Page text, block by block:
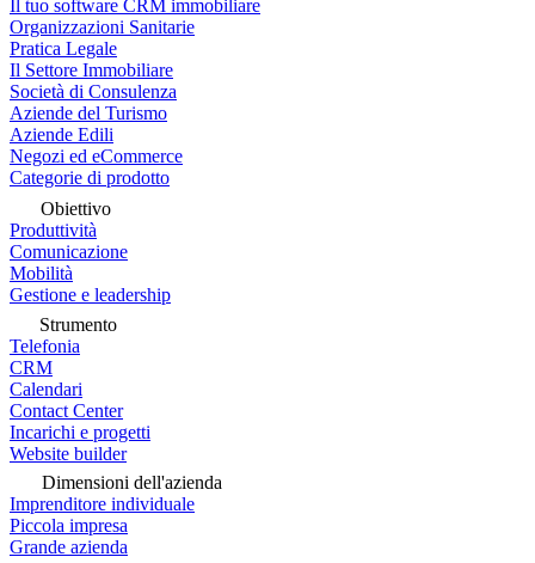
Il tuo software CRM immobiliare
Organizzazioni Sanitarie
Pratica Legale
Il Settore Immobiliare
Società di Consulenza
Aziende del Turismo
Aziende Edili
Negozi ed eCommerce
Categorie di prodotto
Obiettivo
Produttività
Comunicazione
Mobilità
Gestione e leadership
Strumento
Telefonia
CRM
Calendari
Contact Center
Incarichi e progetti
Website builder
Dimensioni dell'azienda
Imprenditore individuale
Piccola impresa
Grande azienda